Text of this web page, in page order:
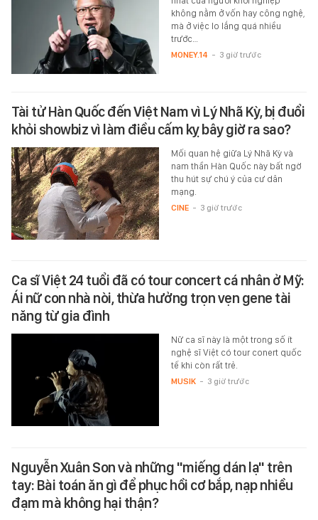
không nằm ở vốn hay công nghệ,
mà ở việc lo lắng quá nhiều
trước…
MONEY.14 - 3 giờ trước
Tài tử Hàn Quốc đến Việt Nam vì Lý Nhã Kỳ, bị đuổi
khỏi showbiz vì làm điều cấm kỵ bây giờ ra sao?
Mối quan hệ giữa Lý Nhã Kỳ và
nam thần Hàn Quốc này bất ngờ
thu hút sự chú ý của cư dân
mạng.
CINE - 3 giờ trước
Ca sĩ Việt 24 tuổi đã có tour concert cá nhân ở Mỹ:
Ái nữ con nhà nòi, thừa hưởng trọn vẹn gene tài
năng từ gia đình
Nữ ca sĩ này là một trong số ít
nghệ sĩ Việt có tour conert quốc
tế khi còn rất trẻ.
MUSIK - 3 giờ trước
Nguyễn Xuân Son và những "miếng dán lạ" trên
tay: Bài toán ăn gì để phục hồi cơ bắp, nạp nhiều
đạm mà không hại thận?